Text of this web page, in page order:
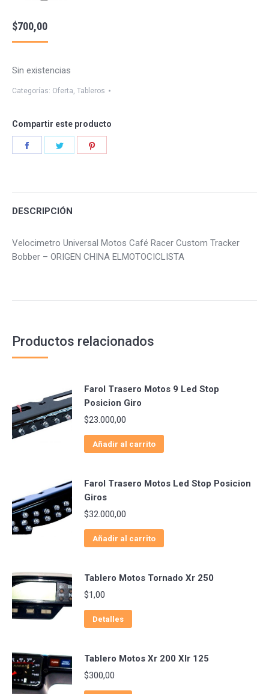
$700,00
Sin existencias
Categorías: Oferta Tableros
Compartir este producto
DESCRIPCIÓN
Velocimetro Universal Motos Café Racer Custom Tracker
Bobber – ORIGEN CHINA ELMOTOCICLISTA
Productos relacionados
Farol Trasero Motos 9 Led Stop
Posicion Giro
$23.000,00
Añadir al carrito
Farol Trasero Motos Led Stop Posicion
Giros
$32.000,00
Añadir al carrito
Tablero Motos Tornado Xr 250
$1,00
Detalles
Tablero Motos Xr 200 Xlr 125
$300,00